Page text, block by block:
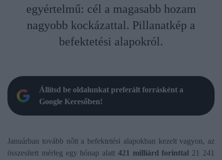
egyértelmű: cél a magasabb hozam
nagyobb kockázattal. Pillanatkép a
befektetési alapokról.
Állítsd be oldalunkat preferált forrásként a
Google Keresőben!
Januárban tovább nőtt a befektetési alapokban kezelt vagyon, az
összesített mérleg egy hónap alatt 421 milliárd forinttal 21 241